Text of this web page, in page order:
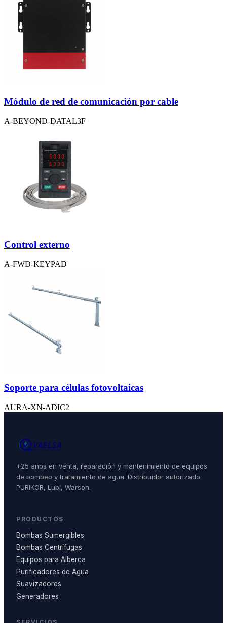
Módulo de red de comunicación por cable
A-BEYOND-DATAL3F
Control externo
A-FWD-KEYPAD
Soporte para células fotovoltaicas
AURA-XN-ADIC2
+25 años en venta, reparación y mantenimiento de equipos
de bombeo y tratamiento de agua. Distribuidor autorizado
PURIKOR, Lubi, Warson.
PRODUCTOS
Bombas Sumergibles
Bombas Centrífugas
Equipos para Alberca
Purificadores de Agua
Suavizadores
Generadores